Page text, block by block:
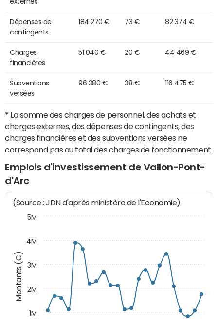
externes
Dépenses de
contingents
184 270 € 73 € 82 374 €
Charges
financières
51 040 € 20 € 44 469 €
Subventions
versées
96 380 € 38 € 116 475 €
* La somme des charges de personnel, des achats et
charges externes, des dépenses de contingents, des
charges financières et des subventions versées ne
correspond pas au total des charges de fonctionnement.
Emplois d'investissement de Vallon-Pont-
d'Arc
Montants (€)
(Source : JDN d'après ministère de l'Economie)
1M
2M
3M
4M
5M